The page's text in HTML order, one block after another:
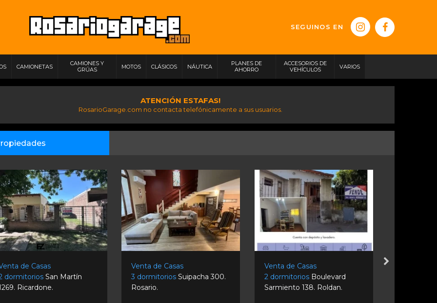
SEGUINOS EN
CAMIONETAS
CAMIONES Y
GRÚAS
MOTOS CLÁSICOS NÁUTICA
PLANES DE
AHORRO
ACCESORIOS DE
VEHÍCULOS
VARIOS
ATENCIÓN ESTAFAS!
RosarioGarage.com no contacta telefónicamente a sus usuarios.
de Casas
dormitorios San Martín
Ricardone.
Venta de Casas
3 dormitoriosSuipacha 300.
Rosario.
Venta de Casas
2 dormitorios Boulevard
Sarmiento 138. Roldan.